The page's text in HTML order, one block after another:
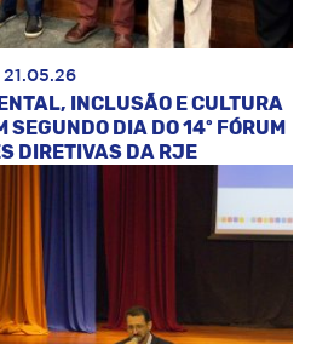
21.05.26
INCLUSÃO E CULTURA
SEGUNDO DIA DO 14º FÓRUM
DIRETIVAS DA RJE